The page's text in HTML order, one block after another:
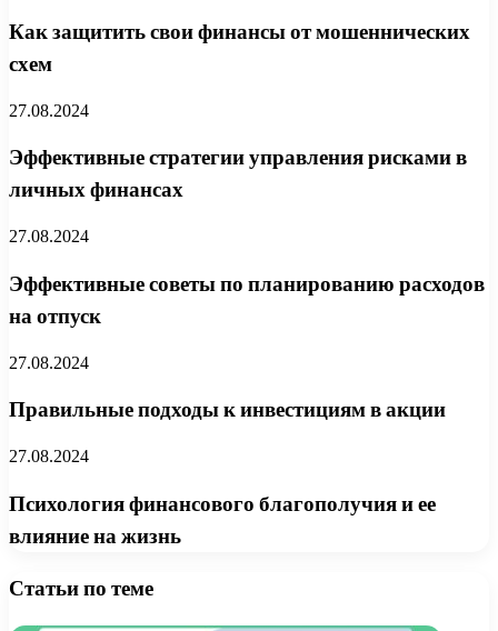
Как защитить свои финансы от мошеннических
схем
27.08.2024
Эффективные стратегии управления рисками в
личных финансах
27.08.2024
Эффективные советы по планированию расходов
на отпуск
27.08.2024
Правильные подходы к инвестициям в акции
27.08.2024
Психология финансового благополучия и ее
влияние на жизнь
Статьи по теме